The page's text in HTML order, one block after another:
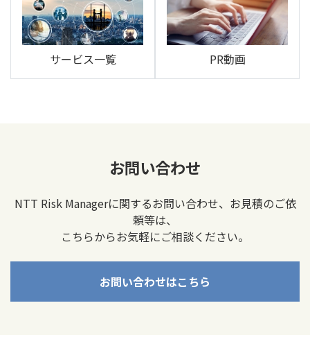
サービス一覧 PR動画
お問い合わせ
NTT Risk Managerに関するお問い合わせ、お見積のご依
頼等は、
こちらからお気軽にご相談ください。
お問い合わせはこちら